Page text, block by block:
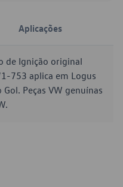
Aplicações
de Ignição original
753 aplica em Logus
Peças VW genuínas